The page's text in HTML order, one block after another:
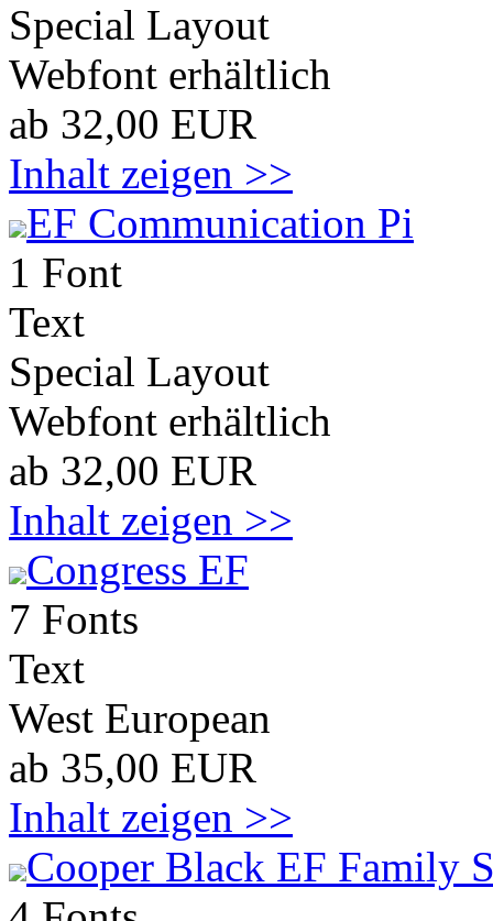
Special Layout
Webfont erhältlich
ab 32,00 EUR
Inhalt zeigen >>
EF Communication Pi
1 Font
Text
Special Layout
Webfont erhältlich
ab 32,00 EUR
Inhalt zeigen >>
Congress EF
7 Fonts
Text
West European
ab 35,00 EUR
Inhalt zeigen >>
Cooper Black EF Family